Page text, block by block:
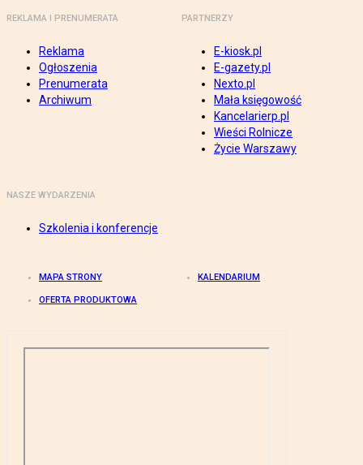
REKLAMA I PRENUMERATA
Reklama
Ogłoszenia
Prenumerata
Archiwum
PARTNERZY
E-kiosk.pl
E-gazety.pl
Nexto.pl
Mała księgowość
Kancelarierp.pl
Wieści Rolnicze
Życie Warszawy
NASZE WYDARZENIA
Szkolenia i konferencje
MAPA STRONY KALENDARIUM
OFERTA PRODUKTOWA